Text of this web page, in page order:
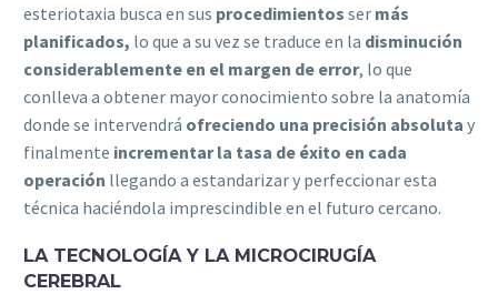
esteriotaxia busca en sus procedimientos ser más
planificados, lo que a su vez se traduce en la disminución
considerablemente en el margen de error, lo que
conlleva a obtener mayor conocimiento sobre la anatomía
donde se intervendrá ofreciendo una precisión absoluta y
finalmente incrementar la tasa de éxito en cada
operación llegando a estandarizar y perfeccionar esta
técnica haciéndola imprescindible en el futuro cercano.
LA TECNOLOGÍA Y LA MICROCIRUGÍA
CEREBRAL